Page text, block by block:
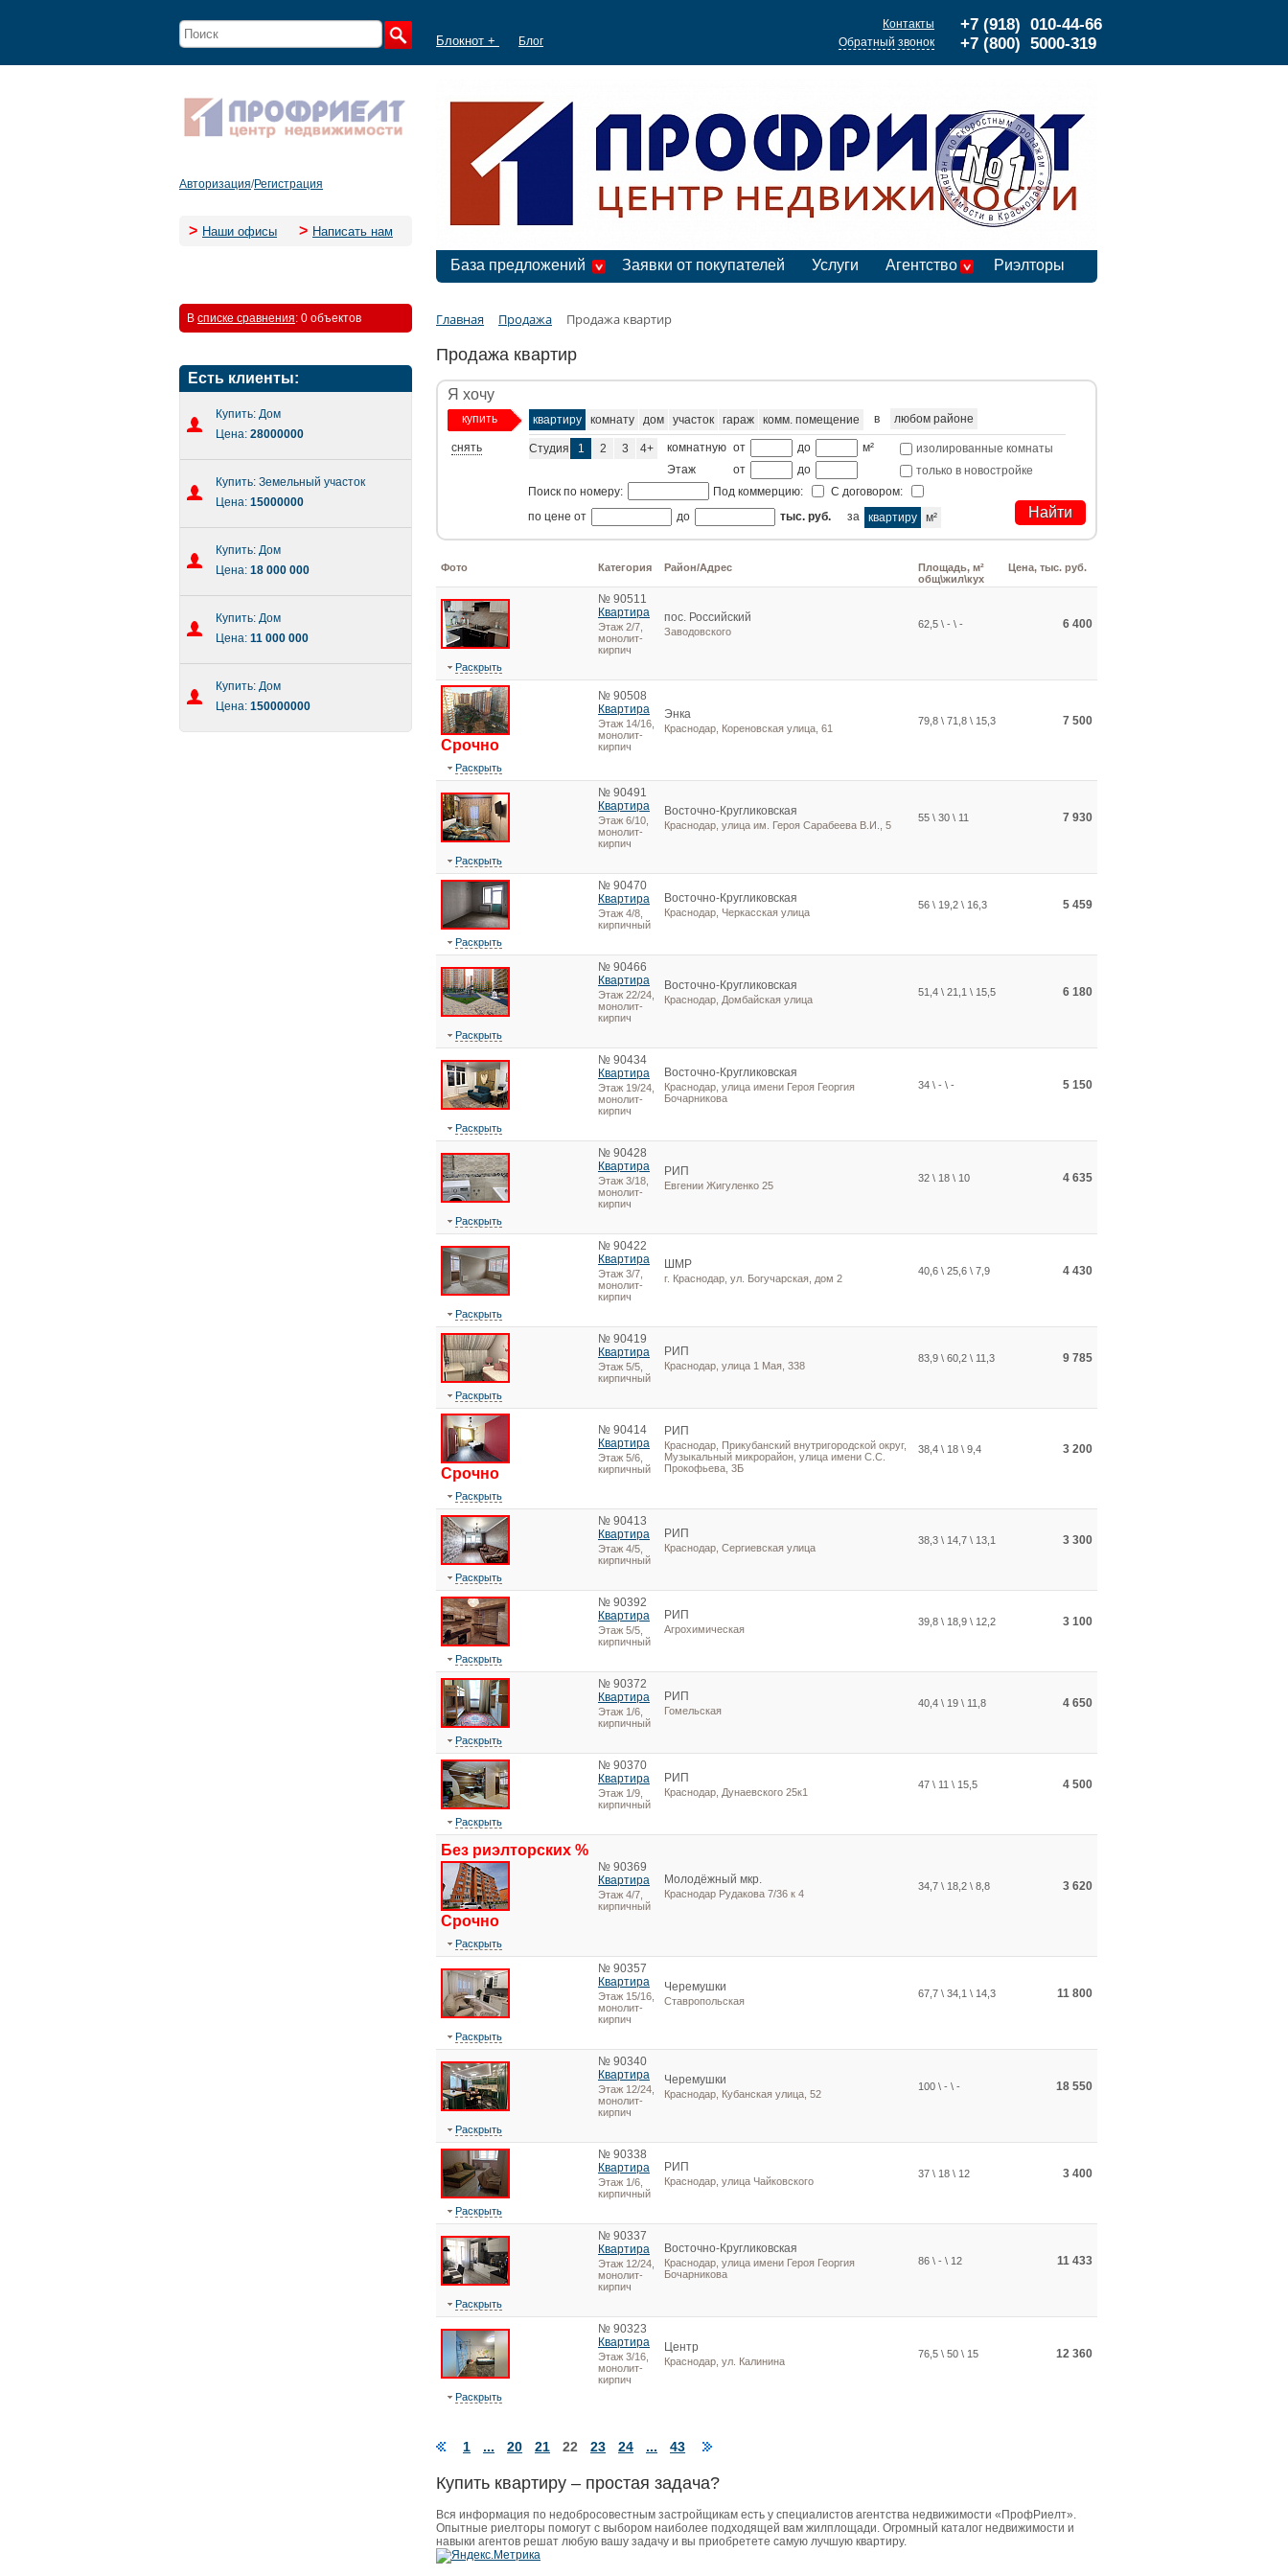
Блокнот + Блог
+7 (918) 010-44-66
+7 (800) 5000-319
Контакты
Обратный звонок
Авторизация/Регистрация
> Наши офисы > Написать нам
База предложений Заявки от покупателей Услуги Агентство Риэлторы
В списке сравнения: 0 объектов
Есть клиенты:
Купить: Дом
Цена: 28000000
Купить: Земельный участок
Цена: 15000000
Купить: Дом
Цена: 18 000 000
Купить: Дом
Цена: 11 000 000
Купить: Дом
Цена: 150000000
Главная Продажа Продажа квартир
Продажа квартир
Я хочу
купить
снять
квартиру комнату дом участок гараж комм. помещение в любом районе
Студия 1 2 3 4+ комнатную от до м²
изолированные комнаты
Этаж
от до
только в новостройке
Поиск по номеру:
Под коммерцию:
С договором:
по цене от
до тыс. руб. за квартиру м²
Фото Категория Район/Адрес
Площадь, м²
общ\жил\кух
Цена, тыс. руб.
№ 90511
Квартира
Этаж 2/7,
монолит-
кирпич
пос. Российский
Заводовского
62,5 \ - \ - 6 400
Раскрыть
Срочно
№ 90508
Квартира
Этаж 14/16,
монолит-
кирпич
Энка
Краснодар, Кореновская улица, 61
79,8 \ 71,8 \ 15,3 7 500
Раскрыть
№ 90491
Квартира
Этаж 6/10,
монолит-
кирпич
Восточно-Кругликовская
Краснодар, улица им. Героя Сарабеева В.И., 5
55 \ 30 \ 11 7 930
Раскрыть
№ 90470
Квартира
Этаж 4/8,
кирпичный
Восточно-Кругликовская
Краснодар, Черкасская улица
56 \ 19,2 \ 16,3 5 459
Раскрыть
№ 90466
Квартира
Этаж 22/24,
монолит-
кирпич
Восточно-Кругликовская
Краснодар, Домбайская улица
51,4 \ 21,1 \ 15,5 6 180
Раскрыть
№ 90434
Квартира
Этаж 19/24,
монолит-
кирпич
Восточно-Кругликовская
Краснодар, улица имени Героя Георгия
Бочарникова
34 \ - \ - 5 150
Раскрыть
№ 90428
Квартира
Этаж 3/18,
монолит-
кирпич
РИП
Евгении Жигуленко 25
32 \ 18 \ 10 4 635
Раскрыть
№ 90422
Квартира
Этаж 3/7,
монолит-
кирпич
ШМР
г. Краснодар, ул. Богучарская, дом 2
40,6 \ 25,6 \ 7,9 4 430
Раскрыть
№ 90419
Квартира
Этаж 5/5,
кирпичный
РИП
Краснодар, улица 1 Мая, 338
83,9 \ 60,2 \ 11,3 9 785
Раскрыть
Срочно
№ 90414
Квартира
Этаж 5/6,
кирпичный
РИП
Краснодар, Прикубанский внутригородской округ,
Музыкальный микрорайон, улица имени С.С.
Прокофьева, 3Б
38,4 \ 18 \ 9,4 3 200
Раскрыть
№ 90413
Квартира
Этаж 4/5,
кирпичный
РИП
Краснодар, Сергиевская улица
38,3 \ 14,7 \ 13,1 3 300
Раскрыть
№ 90392
Квартира
Этаж 5/5,
кирпичный
РИП
Агрохимическая
39,8 \ 18,9 \ 12,2 3 100
Раскрыть
№ 90372
Квартира
Этаж 1/6,
кирпичный
РИП
Гомельская
40,4 \ 19 \ 11,8 4 650
Раскрыть
№ 90370
Квартира
Этаж 1/9,
кирпичный
РИП
Краснодар, Дунаевского 25к1
47 \ 11 \ 15,5 4 500
Раскрыть
Без риэлторских %
Срочно
№ 90369
Квартира
Этаж 4/7,
кирпичный
Молодёжный мкр.
Краснодар Рудакова 7/36 к 4
34,7 \ 18,2 \ 8,8 3 620
Раскрыть
№ 90357
Квартира
Этаж 15/16,
монолит-
кирпич
Черемушки
Ставропольская
67,7 \ 34,1 \ 14,3 11 800
Раскрыть
№ 90340
Квартира
Этаж 12/24,
монолит-
кирпич
Черемушки
Краснодар, Кубанская улица, 52
100 \ - \ - 18 550
Раскрыть
№ 90338
Квартира
Этаж 1/6,
кирпичный
РИП
Краснодар, улица Чайковского
37 \ 18 \ 12 3 400
Раскрыть
№ 90337
Квартира
Этаж 12/24,
монолит-
кирпич
Восточно-Кругликовская
Краснодар, улица имени Героя Георгия
Бочарникова
86 \ - \ 12 11 433
Раскрыть
№ 90323
Квартира
Этаж 3/16,
монолит-
кирпич
Центр
Краснодар, ул. Калинина
76,5 \ 50 \ 15 12 360
Раскрыть
1 ... 20 21 22 23 24 ... 43
Купить квартиру – простая задача?
Вся информация по недобросовестным застройщикам есть у специалистов агентства недвижимости «ПрофРиелт».
Опытные риелторы помогут с выбором наиболее подходящей вам жилплощади. Огромный каталог недвижимости и
навыки агентов решат любую вашу задачу и вы приобретете самую лучшую квартиру.